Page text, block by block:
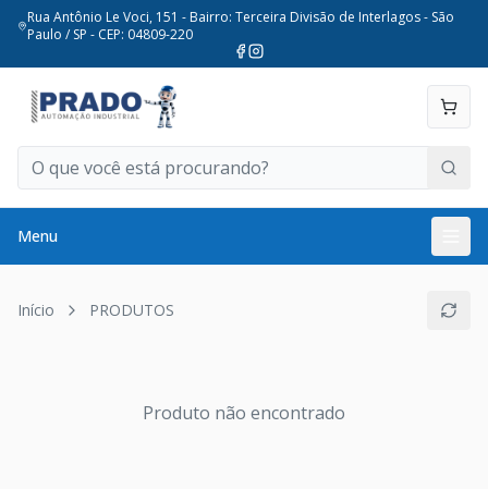
Rua Antônio Le Voci, 151 - Bairro: Terceira Divisão de Interlagos - São
Paulo / SP - CEP: 04809-220
Menu
Início PRODUTOS
Produto não encontrado